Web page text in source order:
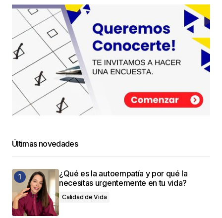
Últimas novedades
¿Qué es la autoempatía y por qué la
necesitas urgentemente en tu vida?
Calidad de Vida